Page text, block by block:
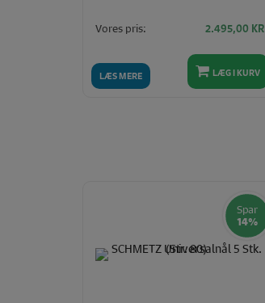
LÆS MERE
Vores pris: 2.495,00 KR
LÆG I KURV
Spar
14%